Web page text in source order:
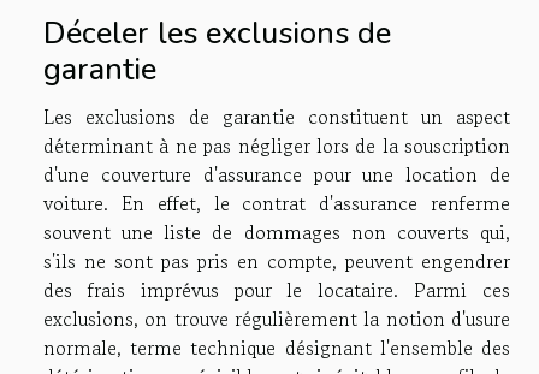
Déceler les exclusions de
garantie
Les exclusions de garantie constituent un aspect
déterminant à ne pas négliger lors de la souscription
d'une couverture d'assurance pour une location de
voiture. En effet, le contrat d'assurance renferme
souvent une liste de dommages non couverts qui,
s'ils ne sont pas pris en compte, peuvent engendrer
des frais imprévus pour le locataire. Parmi ces
exclusions, on trouve régulièrement la notion d'usure
normale, terme technique désignant l'ensemble des